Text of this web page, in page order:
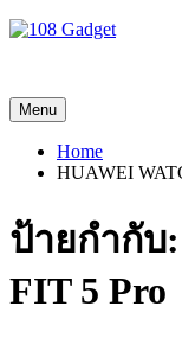
Menu
Home
HUAWEI
ป้ายกำกับ:
FIT 5 Pro